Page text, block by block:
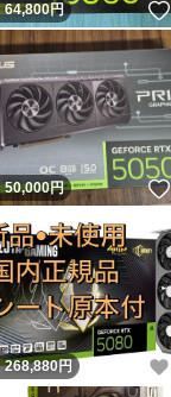
64,800円
50,000円
268,880円